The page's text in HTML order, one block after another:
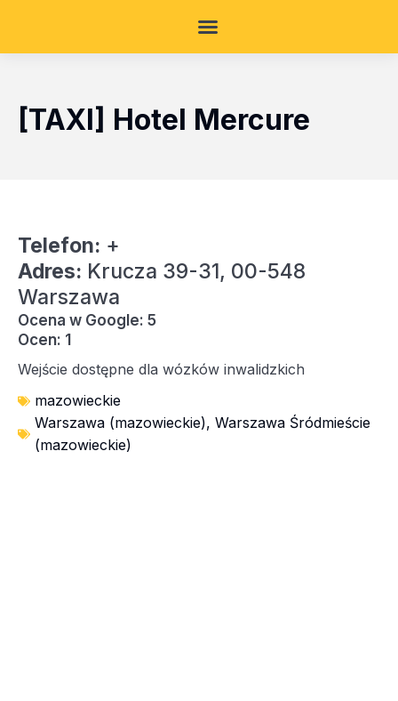
[TAXI] Hotel Mercure
Telefon: +
Adres: Krucza 39-31, 00-548
Warszawa
Ocena w Google: 5
Ocen: 1
Wejście dostępne dla wózków inwalidzkich
mazowieckie
Warszawa (mazowieckie), Warszawa Śródmieście
(mazowieckie)